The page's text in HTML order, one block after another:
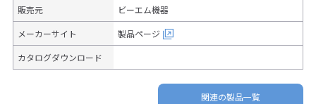
販売元 ビーエム機器
メーカーサイト 製品ページ
カタログダウンロード
関連の製品一覧